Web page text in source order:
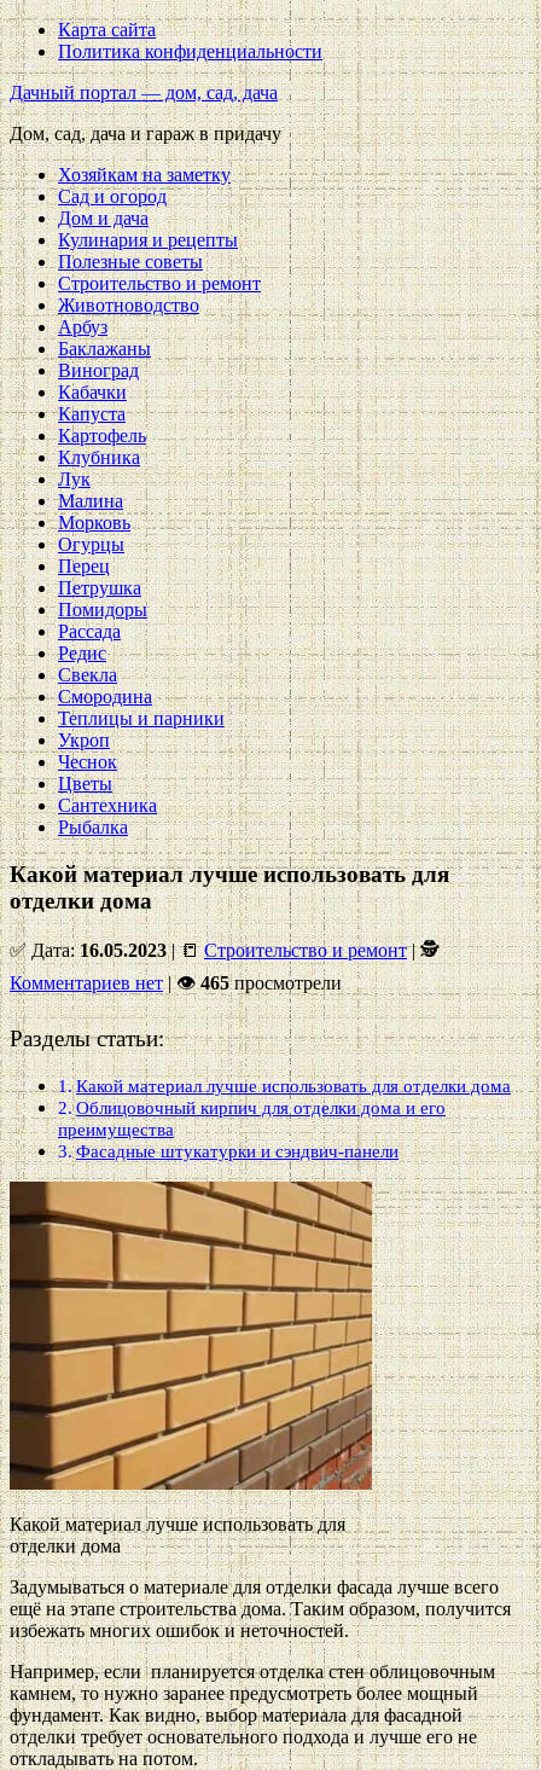
Карта сайта
Политика конфиденциальности
Дачный портал — дом, сад, дача
Дом, сад, дача и гараж в придачу
Хозяйкам на заметку
Сад и огород
Дом и дача
Кулинария и рецепты
Полезные советы
Строительство и ремонт
Животноводство
Арбуз
Баклажаны
Виноград
Кабачки
Капуста
Картофель
Клубника
Лук
Малина
Морковь
Огурцы
Перец
Петрушка
Помидоры
Рассада
Редис
Свекла
Смородина
Теплицы и парники
Укроп
Чеснок
Цветы
Сантехника
Рыбалка
Какой материал лучше использовать для
отделки дома
✅ Дата:16.05.2023| 📒Строительство и ремонт| 🕵
Комментариев нет|👁465просмотрели
Разделы статьи:
Какой материал лучше использовать для отделки дома
Облицовочный кирпич для отделки дома и его
преимущества
Фасадные штукатурки и сэндвич-панели
Какой материал лучше использовать для
отделки дома
Задумываться о материале для отделки фасада лучше всего
ещё на этапе строительства дома. Таким образом, получится
избежать многих ошибок и неточностей.
Например, если планируется отделка стен облицовочным
камнем, то нужно заранее предусмотреть более мощный
фундамент. Как видно, выбор материала для фасадной
отделки требует основательного подхода и лучше его не
откладывать на потом.